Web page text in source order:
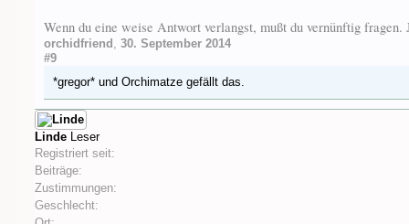
Wenn du eine weise Antwort verlangst, mußt du vernünftig fragen.
orchidfriend , 30. September 2014
#9
*gregor* undOrchimatze gefällt das.
Linde Leser
Registriert seit:
Beiträge:
Zustimmungen:
Geschlecht: